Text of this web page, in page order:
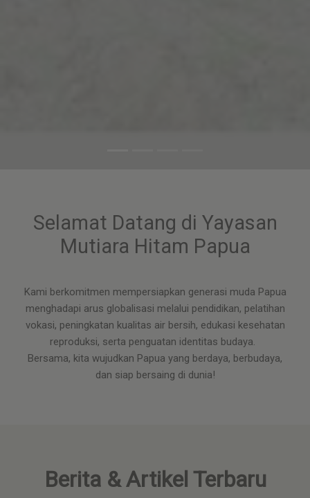
Selamat Datang di Yayasan
Mutiara Hitam Papua
Kami berkomitmen mempersiapkan generasi muda Papua
menghadapi arus globalisasi melalui pendidikan, pelatihan
vokasi, peningkatan kualitas air bersih, edukasi kesehatan
reproduksi, serta penguatan identitas budaya.
Bersama, kita wujudkan Papua yang berdaya, berbudaya,
dan siap bersaing di dunia!
Berita & Artikel Terbaru